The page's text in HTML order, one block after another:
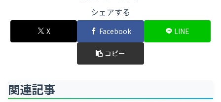
シェアする
X Facebook LINE
コピー
関連記事